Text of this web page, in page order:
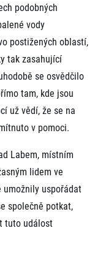
podobných
vody
postižených oblastí,
tak zasahující
se osvědčilo
tam, kde jsou
už vědí, že se na
v pomoci.
Labem, místním
lidem ve
umožnily uspořádat
společně potkat,
tuto událost